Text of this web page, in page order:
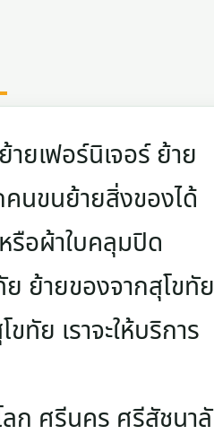
ยเฟอร์นิเจอร์ ย้าย
นขนย้ายสิ่งของได้
อผ้าใบคลุมปิด
ย้ายของจากสุโขทัย
ทัย เราจะให้บริการ
ลก ศรีนคร ศรีสัชนาลั